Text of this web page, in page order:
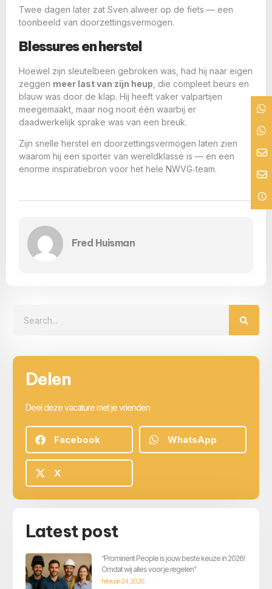
Twee dagen later zat Sven alweer op de fiets — een
toonbeeld van doorzettingsvermogen.
Blessures en herstel
Hoewel zijn sleutelbeen gebroken was, had hij naar eigen
zeggen meer last van zijn heup , die compleet beurs en
blauw was door de klap. Hij heeft vaker valpartijen
meegemaakt, maar nog nooit één waarbij er
daadwerkelijk sprake was van een breuk.
Zijn snelle herstel en doorzettingsvermogen laten zien
waarom hij een sporter van wereldklasse is — en een
enorme inspiratiebron voor het hele NWVG‑team.
Fred Huisman
Delen
Deel deze vacature met je vrienden
Facebook WhatsApp
X
Latest post
“Prominent People is jouw beste keuze in 2026!
Omdat wij alles voor je regelen”
februari 24, 2026